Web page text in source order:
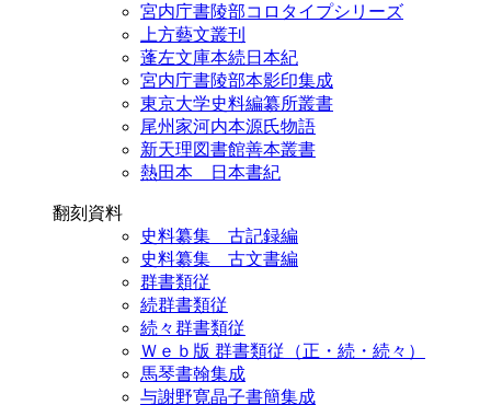
宮内庁書陵部コロタイプシリーズ
上方藝文叢刊
蓬左文庫本続日本紀
宮内庁書陵部本影印集成
東京大学史料編纂所叢書
尾州家河内本源氏物語
新天理図書館善本叢書
熱田本 日本書紀
翻刻資料
史料纂集 古記録編
史料纂集 古文書編
群書類従
続群書類従
続々群書類従
Ｗｅｂ版 群書類従（正・続・続々）
馬琴書翰集成
与謝野寛晶子書簡集成